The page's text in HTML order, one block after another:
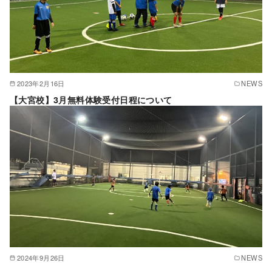
2023年2月16日 NEWS
【大宮校】3月無料体験受付日程について
2024年9月26日 NEWS